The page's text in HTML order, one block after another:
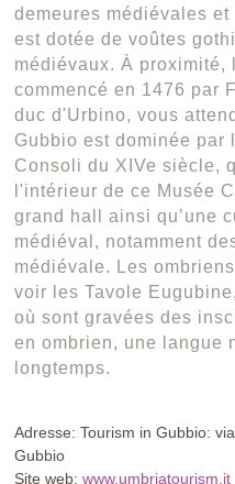
demeures médiévales
est dotée de voûtes
médiévaux. À proximité,
commencé en 1476 par
duc d'Urbino, vous
Gubbio est dominée par
Consoli du XIVe siècle,
l'intérieur de ce Musée
grand hall ainsi qu’une
médiéval, notamment
médiévale. Les
voir les Tavole
où sont gravées des
en ombrien, une langue
longtemps.
Adresse: Tourism in Gubbio:
Gubbio
Site web:www.umbriatourism.it